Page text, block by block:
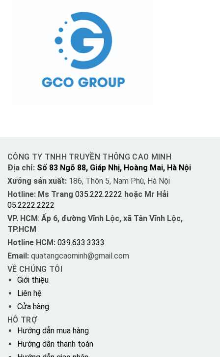
CÔNG TY TNHH TRUYỀN THÔNG CAO MINH
Địa chỉ: Số 83 Ngõ 88, Giáp Nhị, Hoàng Mai, Hà Nội
Xưởng sản xuất: 186, Thôn 5, Nam Phù, Hà Nội
Hotline: Ms Trang 035.222.2222 hoặc Mr Hải
05.2222.2222
VP. HCM: Ấp 6, đường Vĩnh Lộc, xã Tân Vĩnh Lộc,
TP.HCM
Hotline HCM: 039.633.3333
Email: quatangcaominh@gmail.com
VỀ CHÚNG TÔI
Giới thiệu
Liên hệ
Cửa hàng
HỖ TRỢ
Hướng dẫn mua hàng
Hướng dẫn thanh toán